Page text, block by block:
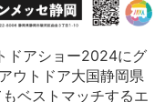
ドアショー2024にグ
ウトドア大国静岡県
ベストマッチするエ